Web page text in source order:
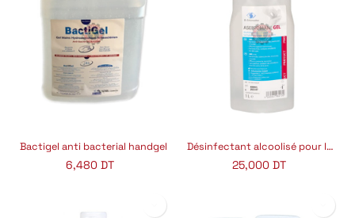
Bactigel anti bacterial handgel
6,480 DT
Désinfectant alcoolisé pour les mains
25,000DT